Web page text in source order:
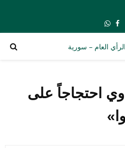
Facebook
Whatsapp
احتجاجاً على